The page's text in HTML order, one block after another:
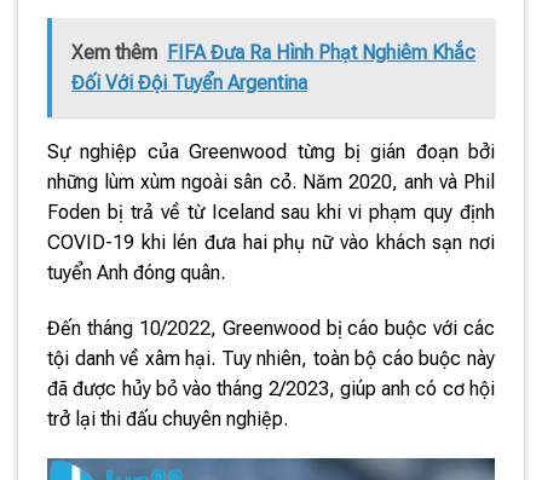
Xem thêm FIFA Đưa Ra Hình Phạt Nghiêm Khắc
Đối Với Đội Tuyển Argentina
Sự nghiệp của Greenwood từng bị gián đoạn bởi
những lùm xùm ngoài sân cỏ. Năm 2020, anh và Phil
Foden bị trả về từ Iceland sau khi vi phạm quy định
COVID-19 khi lén đưa hai phụ nữ vào khách sạn nơi
tuyển Anh đóng quân.
Đến tháng 10/2022, Greenwood bị cáo buộc với các
tội danh về xâm hại. Tuy nhiên, toàn bộ cáo buộc này
đã được hủy bỏ vào tháng 2/2023, giúp anh có cơ hội
trở lại thi đấu chuyên nghiệp.